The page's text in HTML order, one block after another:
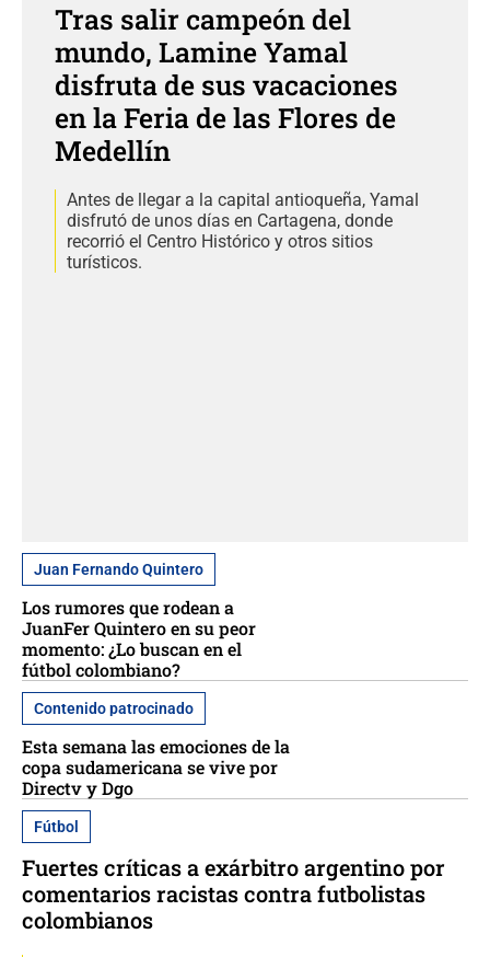
Tras salir campeón del
mundo, Lamine Yamal
disfruta de sus vacaciones
en la Feria de las Flores de
Medellín
Antes de llegar a la capital antioqueña, Yamal
disfrutó de unos días en Cartagena, donde
recorrió el Centro Histórico y otros sitios
turísticos.
Juan Fernando Quintero
Los rumores que rodean a
JuanFer Quintero en su peor
momento: ¿Lo buscan en el
fútbol colombiano?
Contenido patrocinado
Esta semana las emociones de la
copa sudamericana se vive por
Directv y Dgo
Fútbol
Fuertes críticas a exárbitro argentino por
comentarios racistas contra futbolistas
colombianos